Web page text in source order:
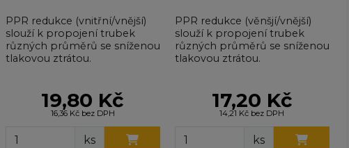
PPR redukce (vnitřní/vnější)
slouží k propojení trubek
různých průměrů se sníženou
tlakovou ztrátou.
19,80 Kč
16,36 Kč bez DPH
ks
PPR redukce (věnšjí/vnější)
slouží k propojení trubek
různých průměrů se sníženou
tlakovou ztrátou.
17,20 Kč
14,21 Kč bez DPH
ks